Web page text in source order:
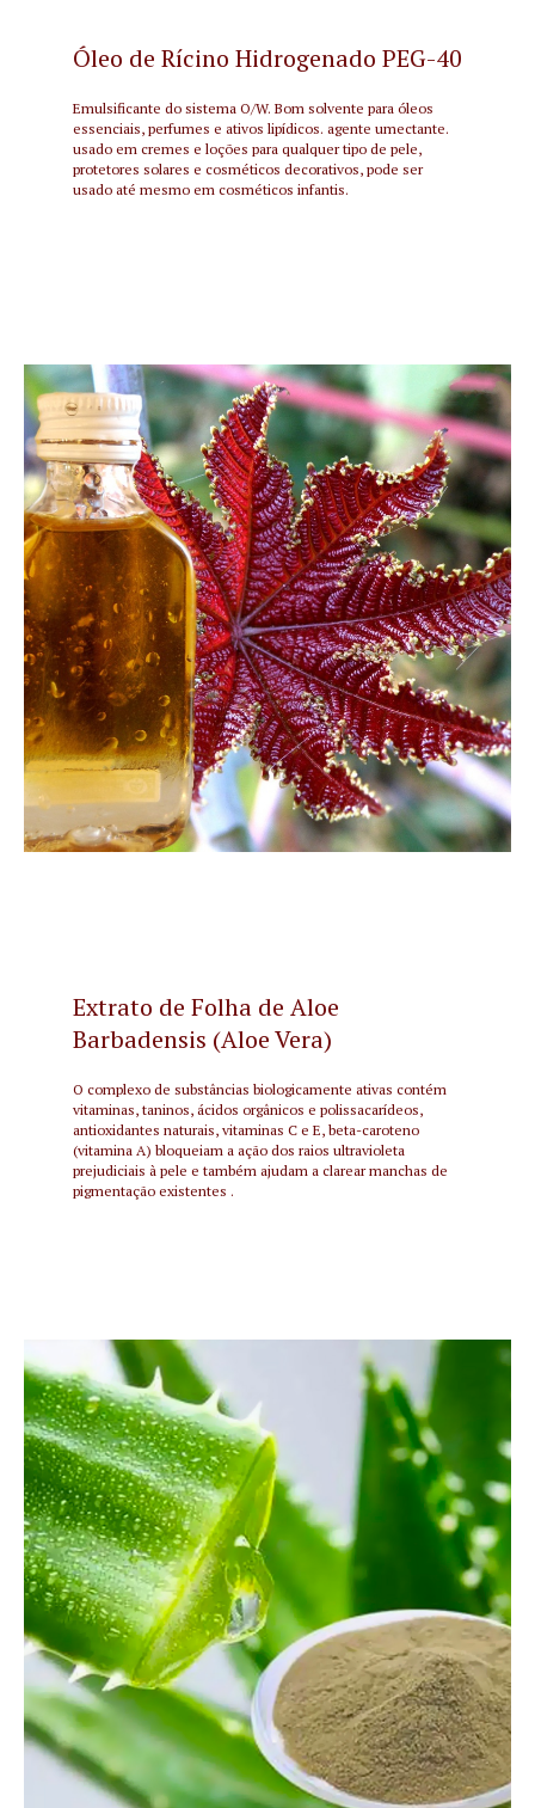
Óleo de Rícino Hidrogenado PEG-40
Emulsificante do sistema O/W. Bom solvente para óleos
essenciais, perfumes e ativos lipídicos. agente umectante.
usado em cremes e loções para qualquer tipo de pele,
protetores solares e cosméticos decorativos, pode ser
usado até mesmo em cosméticos infantis.
Extrato de Folha de Aloe
Barbadensis (Aloe Vera)
O complexo de substâncias biologicamente ativas contém
vitaminas, taninos, ácidos orgânicos e polissacarídeos,
antioxidantes naturais, vitaminas C e E, beta-caroteno
(vitamina A) bloqueiam a ação dos raios ultravioleta
prejudiciais à pele e também ajudam a clarear manchas de
pigmentação existentes .